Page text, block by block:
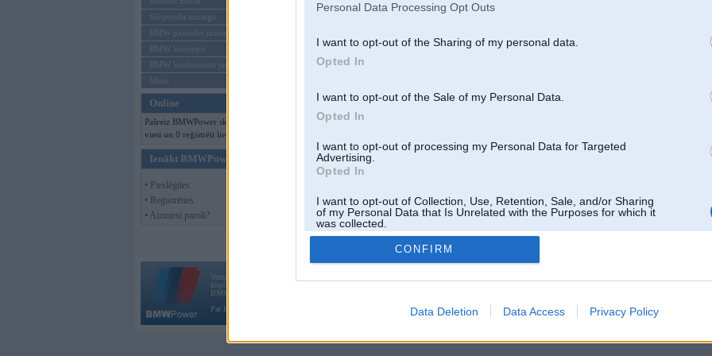
Personal Data Processing Opt Outs
I want to opt-out of the Sharing of my personal data.
Opted In
I want to opt-out of the Sale of my Personal Data.
Opted In
I want to opt-out of processing my Personal Data for Targeted
Advertising.
Opted In
I want to opt-out of Collection, Use, Retention, Sale, and/or Sharing
of my Personal Data that Is Unrelated with the Purposes for which it
was collected.
Opted Out
CONFIRM
Data Deletion Data Access Privacy Policy
Sērijveida tūnings
BMW pasaules jaunumi
BMW koncepti
BMW konkurentu jaunumi
Moto
Online
Pašreiz BMWPower skatās 127
viesi un 0 reģistrēti lietotāji.
Ienākt BMWPower
• Pieslēgties
• Reģistrēties
• Aizmirsi paroli?
Vortāls BMWPower.lv darbojas
kopš 2002. gada 14. maija. Tas nav auto klubs un nav saistīts ar
BMW AG.
Par BMWPower